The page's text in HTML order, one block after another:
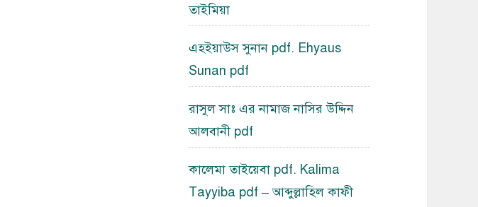
তাইমিয়া
এহইয়াউস সুনান pdf. Ehyaus
Sunan pdf
রাসুল সাঃ এর নামাজ নাসির উদ্দিন
আলবানী pdf
কালেমা তাইয়েবা pdf. Kalima
Tayyiba pdf – আব্দুল্লাহিল কাফী